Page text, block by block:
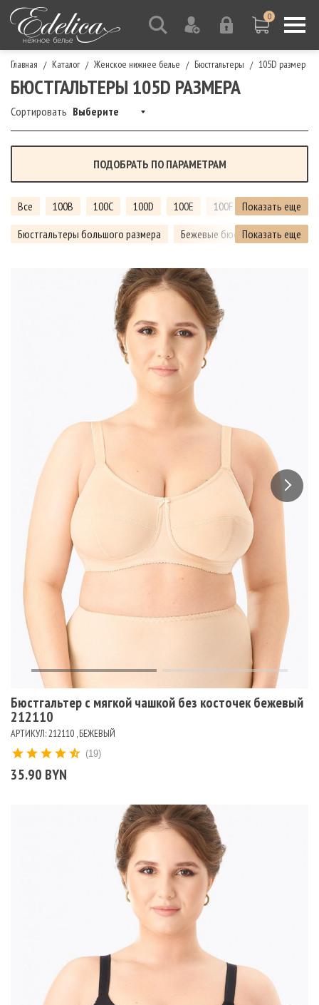
0
Главная / Каталог / Женское нижнее белье / Бюстгальтеры / 105D размер
БЮСТГАЛЬТЕРЫ 105D РАЗМЕРА
Сортировать Выберите
ПОДОБРАТЬ ПО ПАРАМЕТРАМ
Все 100B 100C 100D 100E 100F 105B 105C
Показать еще
Бюстгальтеры большого размера
Бежевые бюстгальтеры
Показать еще
Бюстгальтер c мягкой чашкой без косточек бежевый
212110
АРТИКУЛ: 212110 , БЕЖЕВЫЙ
35.90 BYN
(19)